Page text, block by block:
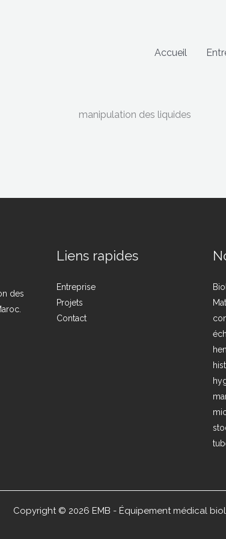
Accueil
manipulation des liquides
des
Liens rapides
Entreprise
Projets
Contact
Copyright © 2026 EMB - Équipement médical